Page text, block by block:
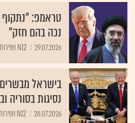
טראמפ:
נכה בהם חזק"
29.07.2026 N12 ושירות גלובס
בישראל
נסיגות בסוריה
28.07.2026 N12 ושירות גלובס